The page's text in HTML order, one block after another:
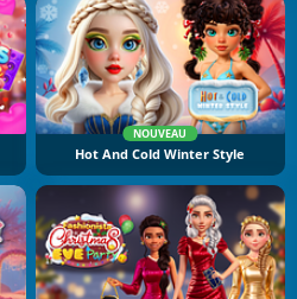
NOUVEAU
Hot And Cold Winter Style